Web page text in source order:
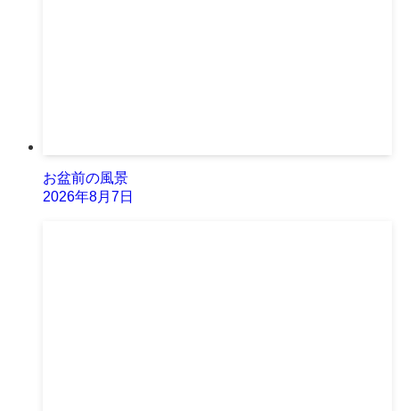
お盆前の風景
2026年8月7日